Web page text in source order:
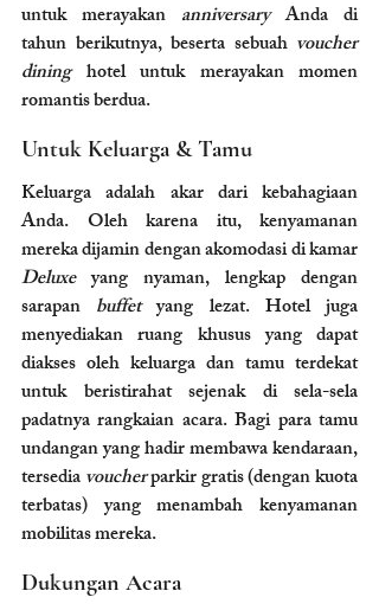
untuk merayakan anniversary Anda di
tahun berikutnya, beserta sebuah voucher
dining hotel untuk merayakan momen
romantis berdua.
Untuk Keluarga & Tamu
Keluarga adalah akar dari kebahagiaan
Anda. Oleh karena itu, kenyamanan
Deluxe yang nyaman, lengkap dengan
sarapan buffet yang lezat. Hotel juga
menyediakan ruang khusus yang dapat
diakses oleh keluarga dan tamu terdekat
untuk beristirahat sejenak di sela-sela
padatnya rangkaian acara. Bagi para tamu
undangan yang hadir membawa kendaraan,
tersedia voucher parkir gratis (dengan kuota
terbatas) yang menambah kenyamanan
mobilitas mereka.
Dukungan Acara